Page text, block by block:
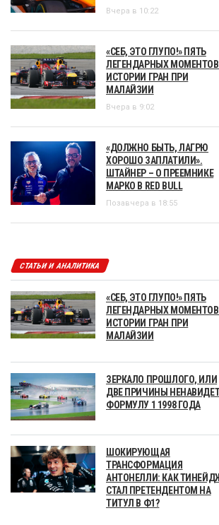
Вчера в 10:22
«СЕБ, ЭТО ГЛУПО!» ПЯТЬ
ЛЕГЕНДАРНЫХ МОМЕНТОВ
ИСТОРИИ ГРАН ПРИ
МАЛАЙЗИИ
Вчера в 9:02
«ДОЛЖНО БЫТЬ, ЛАГРЮ
ХОРОШО ЗАПЛАТИЛИ».
ШТАЙНЕР – О ПРЕЕМНИКЕ
МАРКО В RED BULL
Позавчера в 18:55
СТАТЬИ И АНАЛИТИКА
«СЕБ, ЭТО ГЛУПО!» ПЯТЬ
ЛЕГЕНДАРНЫХ МОМЕНТОВ
ИСТОРИИ ГРАН ПРИ
МАЛАЙЗИИ
ЗЕРКАЛО ПРОШЛОГО, ИЛИ
ДВЕ ПРИЧИНЫ
ФОРМУЛУ 1 1998 ГОДА
ШОКИРУЮЩАЯ
ТРАНСФОРМАЦИЯ
АНТОНЕЛЛИ: КАК
СТАЛ ПРЕТЕНДЕНТОМ НА
ТИТУЛ В Ф1?